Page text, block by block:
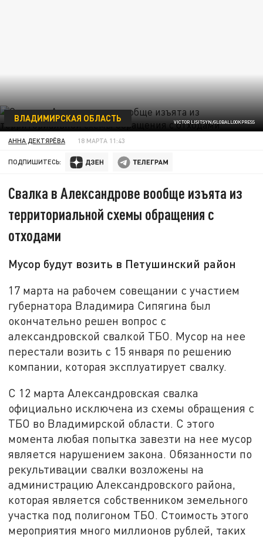
VICTOR LISITSYN/GLOBALLOOKPRESS
ВЛАДИМИРСКАЯ ОБЛАСТЬ
АННА ДЕКТЯРЁВА 18 МАРТА 11:43
ПОДПИШИТЕСЬ:
Свалка в Александрове вообще изъята из
территориальной схемы обращения с
отходами
Мусор будут возить в Петушинский район
17 марта на рабочем совещании с участием
губернатора Владимира Сипягина был
окончательно решен вопрос с
александровской свалкой ТБО. Мусор на нее
перестали возить с 15 января по решению
компании, которая эксплуатирует свалку.
С 12 марта Александровская свалка
официально исключена из схемы обращения с
ТБО во Владимирской области. С этого
момента любая попытка завезти на нее мусор
является нарушением закона. Обязанности по
рекультивации свалки возложены на
администрацию Александровского района,
которая является собственником земельного
участка под полигоном ТБО. Стоимость этого
мероприятия много миллионов рублей, таких